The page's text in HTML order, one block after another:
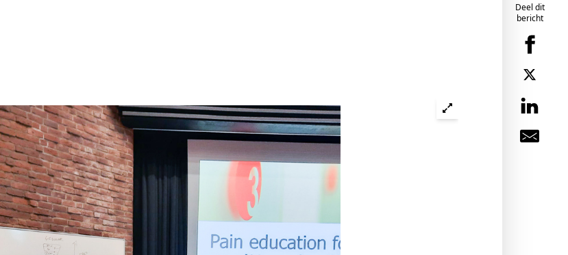
Deel dit
bericht